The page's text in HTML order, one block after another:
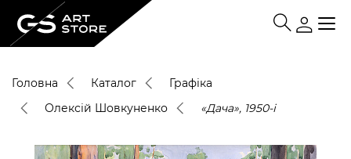
Головна Каталог
Графіка
Олексій Шовкуненко
«Дача», 1950-і